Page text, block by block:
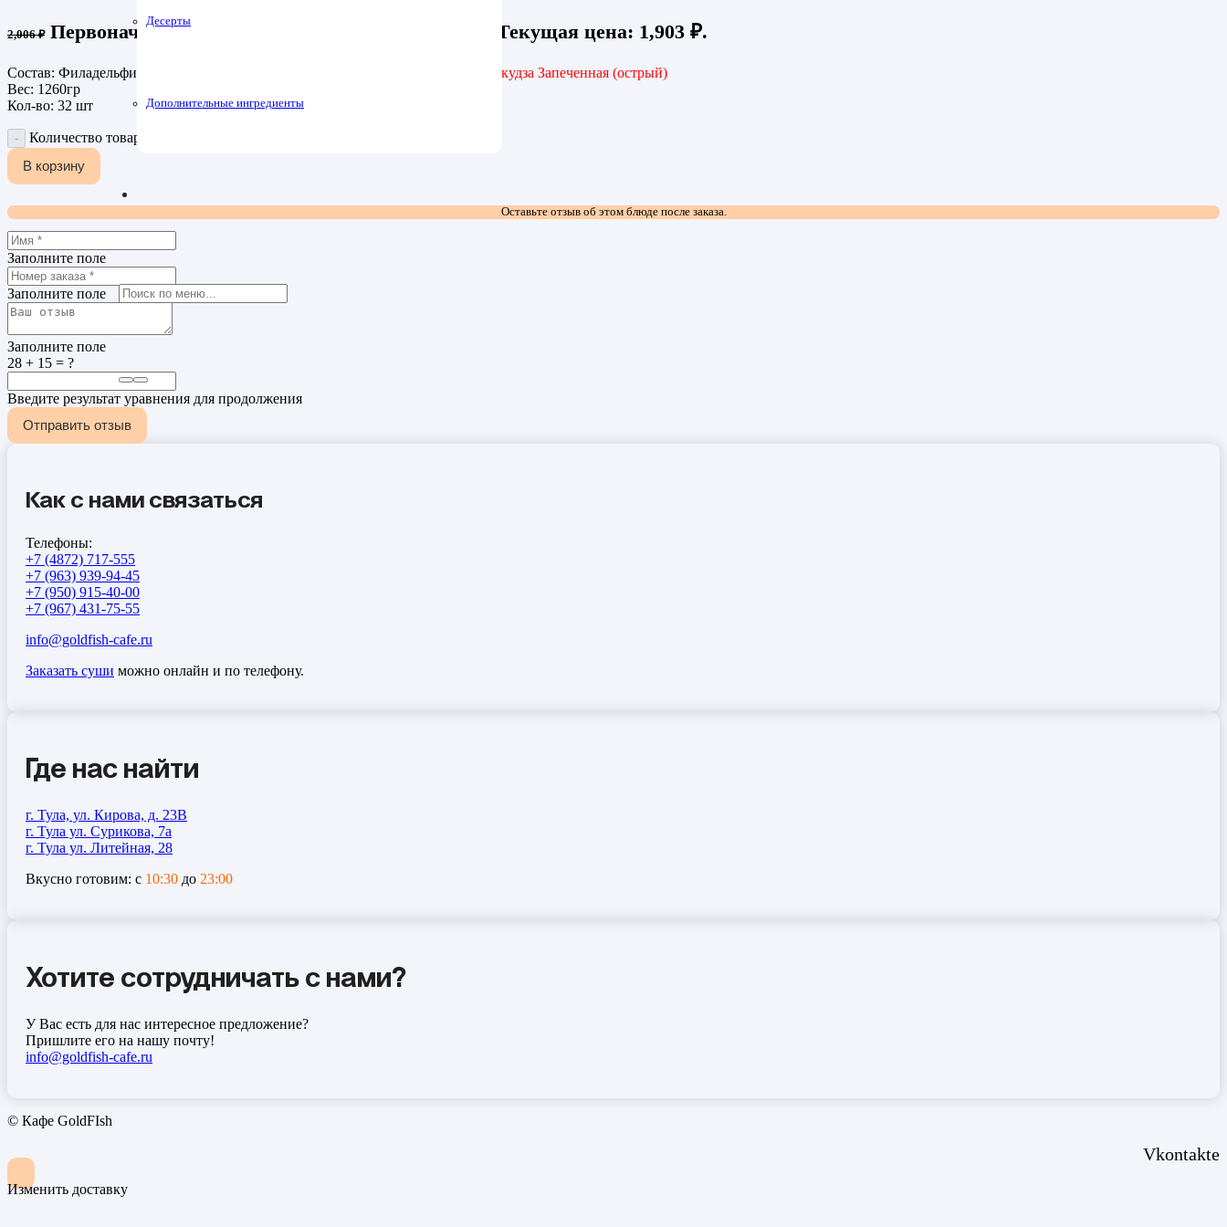
Десерты
Дополнительные ингредиенты
2,006₽ Первоначальная цена составляла 2,006 ₽. Текущая цена: 1,903 ₽.
Состав: Филадельфия Запеченная, Калифорния Запеченная, 4 сыра в беконе,
Якудза Запеченная (острый)
Вес: 1260гр
Кол-во: 32 шт
Количество товара Ассорти запечённое
В корзину
Оставьте отзыв об этом блюде после заказа.
Заполните поле
Заполните поле
Заполните поле
28 + 15 = ?
Введите результат уравнения для продолжения
Отправить отзыв
Как с нами связаться
Телефоны:
+7 (4872) 717-555
+7 (963) 939-94-45
+7 (950) 915-40-00
+7 (967) 431-75-55
info@goldfish-cafe.ru
Заказать суши можно онлайн и по телефону.
Где нас найти
г. Тула, ул. Кирова, д. 23В
г. Тула ул. Сурикова, 7а
г. Тула ул. Литейная, 28
Вкусно готовим: с 10:30 до 23:00
Хотите сотрудничать с нами?
У Вас есть для нас интересное предложение?
Пришлите его на нашу почту!
info@goldfish-cafe.ru
© Кафе GoldFIsh
Vkontakte
Изменить доставку